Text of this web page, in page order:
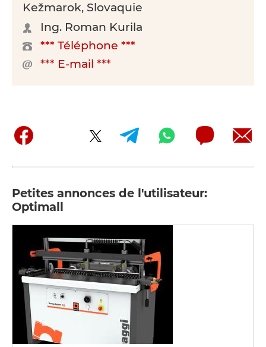
Kežmarok, Slovaquie
Ing. Roman Kurila
*** Téléphone ***
*** E-mail ***
Petites annonces de l'utilisateur:
Optimall